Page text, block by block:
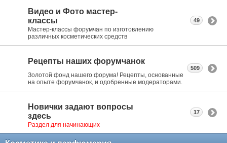
Видео и Фото мастер-
классы
Мастер-классы форумчан по изготовлению
различных косметических средств
49
Рецепты наших форумчанок
Золотой фонд нашего форума! Рецепты, основанные
на опыте форумчанок, и одобренные модераторами.
509
Новички задают вопросы
здесь
Раздел для начинающих
17